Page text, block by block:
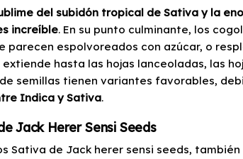
del subidón tropical de Sativa y la
increíble. En su punto culminante, los
parecen espolvoreados con azúcar, o
hasta las hojas lanceoladas, las
semillas tienen variantes favorables,
Indica y Sativa.
Jack Herer Sensi Seeds
Sativa de Jack herer sensi seeds,